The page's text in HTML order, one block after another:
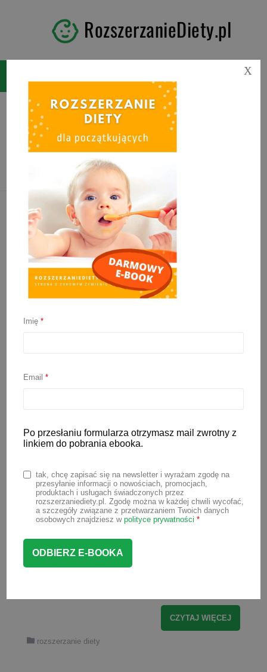
RozszerzanieDiety.pl
Tag:co można podać do
picia niemowlakowi
niemowlaka?
Nauka picia to jeden z bardzo ważnych
rodzice mają dylemat, czy po 6
miesiącu mogą podać dziecku coś
innego do picia niż mleko. Sklepowe
półki uginają się od wszelkiego rodzaju
soczków, czy herbatek dla niemowląt,
czy powinniśmy je kupować? Co do
CZYTAJ WIĘCEJ
rozszerzanie diety
Imię*
Email*
Po przesłaniu formularza otrzymasz mail zwrotny z
linkiem do pobrania ebooka.
tak, chcę zapisać się na newsletter i wyrażam zgodę na
przesyłanie informacji o nowościach, promocjach,
produktach i usługach świadczonych przez
rozszerzaniediety.pl. Zgodę można w każdej chwili wycofać,
a szczegóły związane z przetwarzaniem Twoich danych
osobowych znajdziesz w polityce prywatności *
X